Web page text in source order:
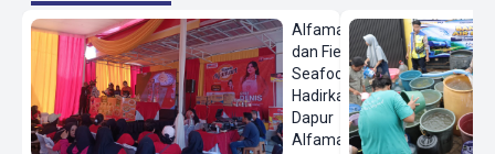
Alfamart
dan Fiesta
Seafood
Hadirkan
Dapur
Alfamart di